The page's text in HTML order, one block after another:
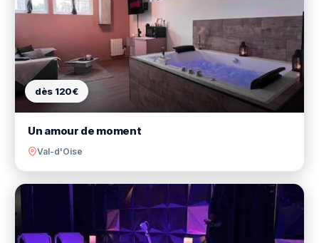
dès 120€
Un amour de moment
Val-d'Oise